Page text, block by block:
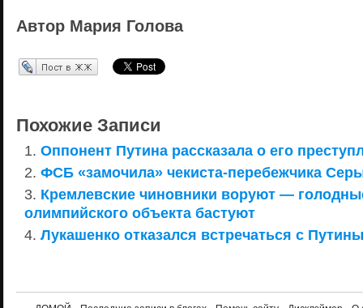
Автор Мария Голова
Перепост в ЖЖ
Похожие Записи
Оппонент Путина рассказала о его
ФСБ «замочила» чекиста-перебежчика
Кремлевские чиновники воруют —
олимпийского объекта бастуют
Лукашенко отказался встречаться с